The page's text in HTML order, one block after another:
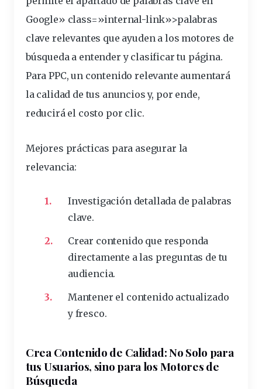
Google» class=»internal-link»>palabras
clave relevantes que ayuden a los motores de
búsqueda a entender y clasificar tu página.
Para PPC, un contenido relevante aumentará
la calidad de tus anuncios y, por ende,
reducirá el costo por clic.
Mejores prácticas para asegurar la
relevancia:
Investigación detallada de palabras
clave.
Crear contenido que responda
directamente a las preguntas de tu
audiencia.
Mantener el contenido actualizado
y fresco.
Crea Contenido de Calidad: No Solo para
tus Usuarios, sino para los Motores de
Búsqueda